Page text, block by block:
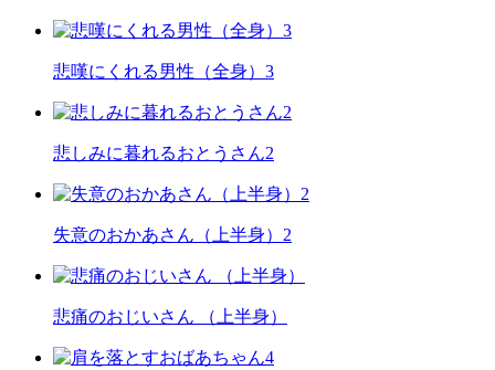
悲嘆にくれる男性（全身）3
悲しみに暮れるおとうさん2
失意のおかあさん（上半身）2
悲痛のおじいさん （上半身）